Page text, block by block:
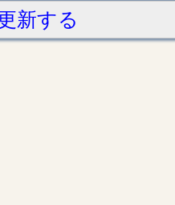
新する